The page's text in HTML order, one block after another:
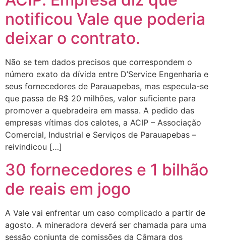
notificou Vale que poderia
deixar o contrato.
Não se tem dados precisos que correspondem o
número exato da dívida entre D’Service Engenharia e
seus fornecedores de Parauapebas, mas especula-se
que passa de R$ 20 milhões, valor suficiente para
promover a quebradeira em massa. A pedido das
empresas vítimas dos calotes, a ACIP – Associação
Comercial, Industrial e Serviços de Parauapebas –
reivindicou […]
30 fornecedores e 1 bilhão
de reais em jogo
A Vale vai enfrentar um caso complicado a partir de
agosto. A mineradora deverá ser chamada para uma
sessão conjunta de comissões da Câmara dos